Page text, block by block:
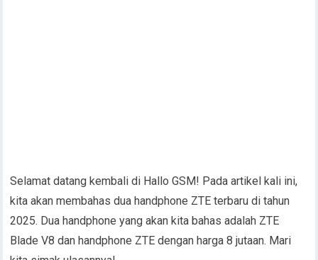
Selamat datang kembali di Hallo GSM! Pada artikel kali ini,
kita akan membahas dua handphone ZTE terbaru di tahun
2025. Dua handphone yang akan kita bahas adalah ZTE
Blade V8 dan handphone ZTE dengan harga 8 jutaan. Mari